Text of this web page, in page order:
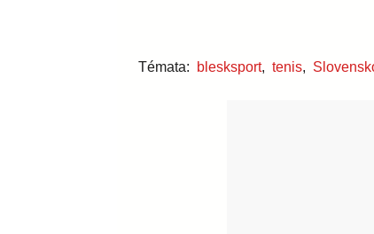
Témata: blesksport, tenis,